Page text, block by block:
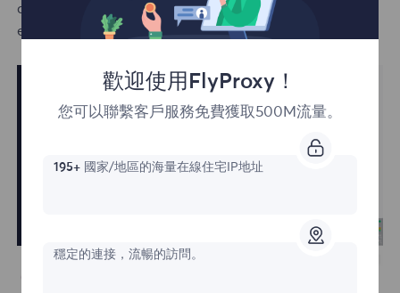
code. Input the verification code sent to your email,
enter a new password, and click "Send" to log in.
歡迎使用FlyProxy！
您可以聯繫客戶服務免費獲取500M流量。
195+國家/地區的海量在線住宅IP地址
穩定的連接，流暢的訪問。